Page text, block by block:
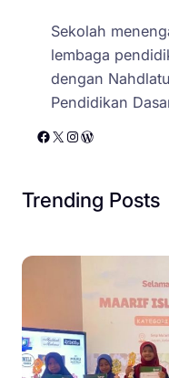
Sekolah
lembaga
dengan
Pendidikan
Facebook X Instagram WordPress
Trending Posts